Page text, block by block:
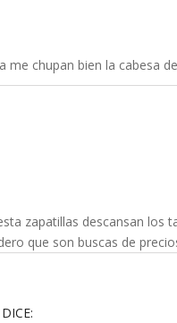
me chupan bien la cabesa
zapatillas descansan los
que son buscas de
DICE: